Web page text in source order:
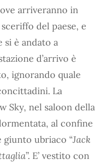
arriveranno in
del paese, e
si è andato a
d’arrivo è
ignorando quale
La
Sky, nel saloon della
al confine
giunto ubriaco “Jack
”. E’ vestito con